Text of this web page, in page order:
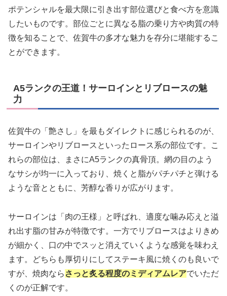
ポテンシャルを最大限に引き出す部位選びと食べ方を意識
したいものです。部位ごとに異なる脂の乗り方や肉質の特
徴を知ることで、佐賀牛の多才な魅力を存分に堪能するこ
とができます。
A5ランクの王道！サーロインとリブロースの魅
力
佐賀牛の「艶さし」を最もダイレクトに感じられるのが、
サーロインやリブロースといったロース系の部位です。こ
れらの部位は、まさにA5ランクの真骨頂。網の目のよう
なサシが均一に入っており、焼くと脂がパチパチと弾ける
ような音とともに、芳醇な香りが広がります。
サーロインは「肉の王様」と呼ばれ、適度な噛み応えと溢
れ出す脂の甘みが特徴です。一方でリブロースはよりきめ
が細かく、口の中でスッと消えていくような感覚を味わえ
ます。どちらも厚切りにしてステーキ風に焼くのも良いで
すが、焼肉なら さっと炙る程度のミディアムレアでいただ
くのが正解です。